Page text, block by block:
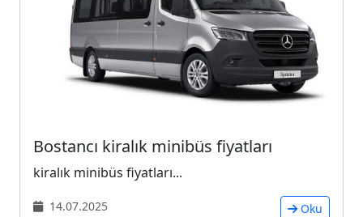
Bostancı kiralık minibüs fiyatları
kiralık minibüs fiyatları...
14.07.2025 Oku